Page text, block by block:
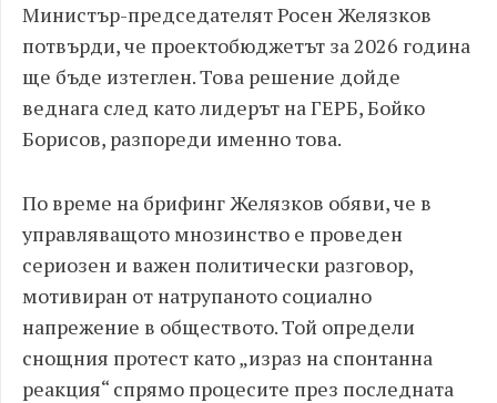
Министър-председателят Росен Желязков
потвърди, че проектобюджетът за 2026 година
ще бъде изтеглен. Това решение дойде
веднага след като лидерът на ГЕРБ, Бойко
Борисов, разпореди именно това.
По време на брифинг Желязков обяви, че в
управляващото мнозинство е проведен
сериозен и важен политически разговор,
мотивиран от натрупаното социално
напрежение в обществото. Той определи
снощния протест като „израз на спонтанна
реакция“ спрямо процесите през последната